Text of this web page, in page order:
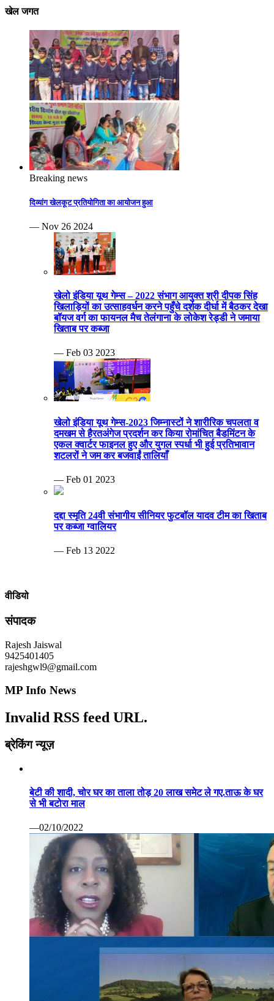
खेल जगत
Breaking news
दिव्यांग खेलकूट प्रतियोगिता का आयोजन हुआ
— Nov 26 2024
खेलो इंडिया यूथ गेम्स – 2022 संभाग आयुक्त श्री दीपक सिंह
खिलाड़ियों का उत्साहवर्धन करने पहुँचे दर्शक दीर्घा में बैठकर देखा
बॉयज वर्ग का फायनल मैच तेलंगाना के लोकेश रेड्डी ने जमाया
खिताब पर कब्जा
— Feb 03 2023
खेलो इंडिया यूथ गेम्स-2023 जिम्नास्टों ने शारीरिक चपलता व
दमखम से हैरतअंगेज प्रदर्शन कर किया रोमांचित बैडमिंटन के
एकल क्वार्टर फाइनल हुए और युगल स्पर्धा भी हुई प्रतिभावान
शटलरों ने जम कर बजवाईं तालियाँ
— Feb 01 2023
दद्दा स्मृति 24वी संभागीय सीनियर फुटबॉल यादव टीम का खिताब
पर कब्जा ग्वालियर
— Feb 13 2022
वीडियो
संपादक
Rajesh Jaiswal
9425401405
rajeshgwl9@gmail.com
MP Info News
Invalid RSS feed URL.
ब्रेकिंग न्यूज़
बेटी की शादी, चोर घर का ताला तोड़ 20 लाख समेट ले गए.ताऊ के घर
से भी बटोरा माल
—02/10/2022